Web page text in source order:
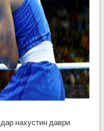
нахустин даври